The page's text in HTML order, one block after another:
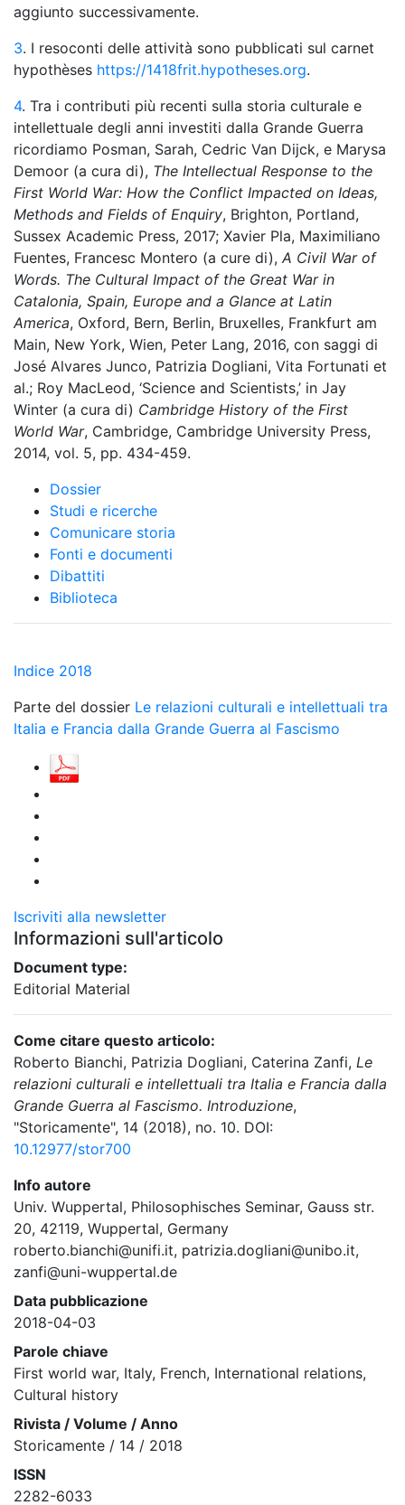
aggiunto successivamente.
3. I resoconti delle attività sono pubblicati sul carnet
hypothèses https://1418frit.hypotheses.org.
4. Tra i contributi più recenti sulla storia culturale e
intellettuale degli anni investiti dalla Grande Guerra
ricordiamo Posman, Sarah, Cedric Van Dijck, e Marysa
Demoor (a cura di), The Intellectual Response to the
First World War: How the Conflict Impacted on Ideas,
Methods and Fields of Enquiry, Brighton, Portland,
Sussex Academic Press, 2017; Xavier Pla, Maximiliano
Fuentes, Francesc Montero (a cure di), A Civil War of
Words. The Cultural Impact of the Great War in
Catalonia, Spain, Europe and a Glance at Latin
America, Oxford, Bern, Berlin, Bruxelles, Frankfurt am
Main, New York, Wien, Peter Lang, 2016, con saggi di
José Alvares Junco, Patrizia Dogliani, Vita Fortunati et
al.; Roy MacLeod, ‘Science and Scientists,’ in Jay
Winter (a cura di) Cambridge History of the First
World War, Cambridge, Cambridge University Press,
2014, vol. 5, pp. 434-459.
Dossier
Studi e ricerche
Comunicare storia
Fonti e documenti
Dibattiti
Biblioteca
Indice 2018
Parte del dossier Le relazioni culturali e intellettuali tra
Italia e Francia dalla Grande Guerra al Fascismo
Iscriviti alla newsletter
Informazioni sull'articolo
Document type:
Editorial Material
Come citare questo articolo:
Roberto Bianchi, Patrizia Dogliani, Caterina Zanfi, Le
relazioni culturali e intellettuali tra Italia e Francia dalla
Grande Guerra al Fascismo. Introduzione,
"Storicamente", 14 (2018), no. 10. DOI:
10.12977/stor700
Info autore
Univ. Wuppertal, Philosophisches Seminar, Gauss str.
20, 42119, Wuppertal, Germany
roberto.bianchi@unifi.it, patrizia.dogliani@unibo.it,
zanfi@uni-wuppertal.de
Data pubblicazione
2018-04-03
Parole chiave
First world war, Italy, French, International relations,
Cultural history
Rivista / Volume / Anno
Storicamente / 14 / 2018
ISSN
2282-6033